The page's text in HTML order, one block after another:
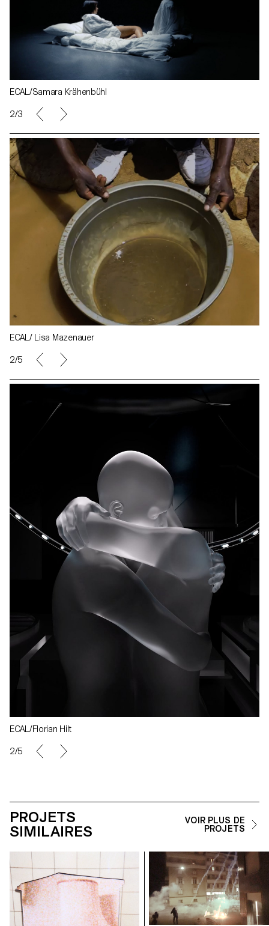
ECAL/Samara Krähenbühl
2/3
ECAL/ Lisa Mazenauer
2/5
ECAL/Florian Hilt
2/5
PROJETS
SIMILAIRES
VOIR PLUS DE
PROJETS